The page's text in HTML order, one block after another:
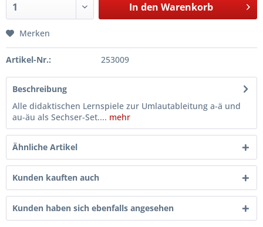
In den Warenkorb
Merken
Artikel-Nr.: 253009
Beschreibung
Alle didaktischen Lernspiele zur Umlautableitung a-ä und
au-äu als Sechser-Set.... mehr
Ähnliche Artikel
Kunden kauften auch
Kunden haben sich ebenfalls angesehen